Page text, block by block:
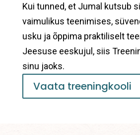
Kui tunned, et Jumal kutsub
vaimulikus teenimises,
usku ja õppima praktiliselt
Jeesuse eeskujul, siis
sinu jaoks.
Vaata treeningkooli